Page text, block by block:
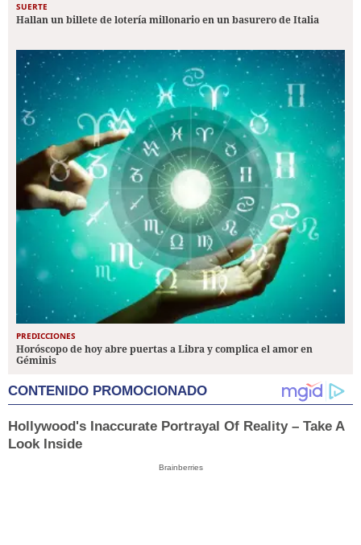
SUERTE
Hallan un billete de lotería millonario en un basurero de Italia
PREDICCIONES
Horóscopo de hoy abre puertas a Libra y complica el amor en
Géminis
CONTENIDO PROMOCIONADO
Hollywood's Inaccurate Portrayal Of Reality – Take A
Look Inside
Brainberries